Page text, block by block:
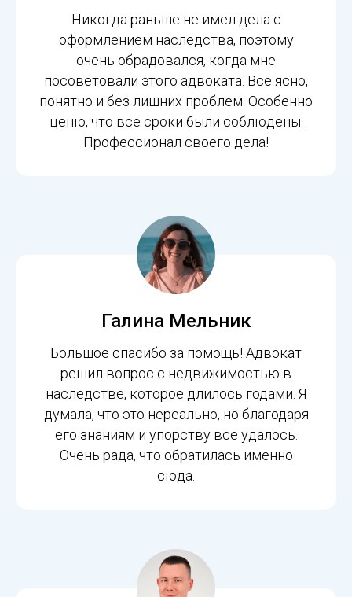
Никогда раньше не имел дела с
оформлением наследства, поэтому
очень обрадовался, когда мне
посоветовали этого адвоката. Все ясно,
понятно и без лишних проблем. Особенно
ценю, что все сроки были соблюдены.
Профессионал своего дела!
Галина Мельник
Большое спасибо за помощь! Адвокат
решил вопрос с недвижимостью в
наследстве, которое длилось годами. Я
думала, что это нереально, но благодаря
его знаниям и упорству все удалось.
Очень рада, что обратилась именно
сюда.